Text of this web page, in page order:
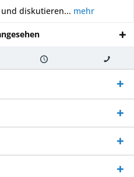
diskutieren... mehr
Versand von So erreichen
Sie uns 0160
970 511 90